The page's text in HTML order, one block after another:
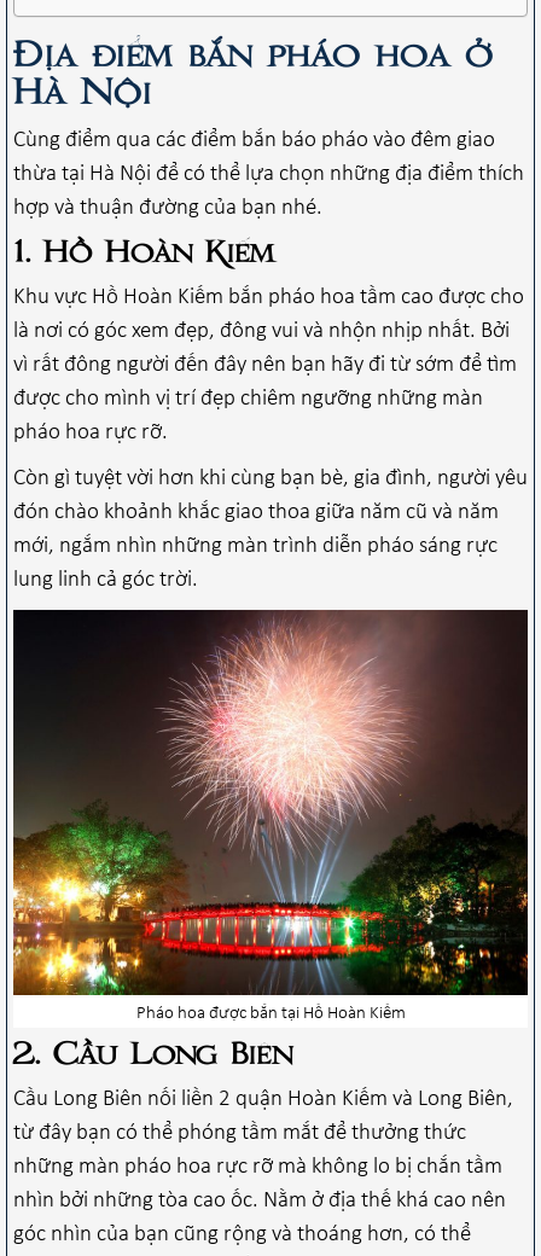
Địa điểm bắn pháo hoa ở
Hà Nội
Cùng điểm qua các điểm bắn báo pháo vào đêm giao
thừa tại Hà Nội để có thể lựa chọn những địa điểm thích
hợp và thuận đường của bạn nhé.
1. Hồ Hoàn Kiếm
Khu vực Hồ Hoàn Kiếm bắn pháo hoa tầm cao được cho
là nơi có góc xem đẹp, đông vui và nhộn nhịp nhất. Bởi
vì rất đông người đến đây nên bạn hãy đi từ sớm để tìm
được cho mình vị trí đẹp chiêm ngưỡng những màn
pháo hoa rực rỡ.
Còn gì tuyệt vời hơn khi cùng bạn bè, gia đình, người yêu
đón chào khoảnh khắc giao thoa giữa năm cũ và năm
mới, ngắm nhìn những màn trình diễn pháo sáng rực
lung linh cả góc trời.
Pháo hoa được bắn tại Hồ Hoàn Kiếm
2. Cầu Long Biên
Cầu Long Biên nối liền 2 quận Hoàn Kiếm và Long Biên,
từ đây bạn có thể phóng tầm mắt để thưởng thức
những màn pháo hoa rực rỡ mà không lo bị chắn tầm
nhìn bởi những tòa cao ốc. Nằm ở địa thế khá cao nên
góc nhìn của bạn cũng rộng và thoáng hơn, có thể